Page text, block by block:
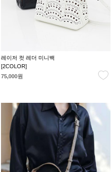
레이저 컷 레더 미니백
[2COLOR]
75,000원